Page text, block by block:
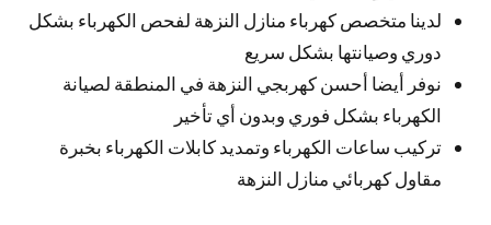
لدينا متخصص كهرباء منازل النزهة لفحص الكهرباء بشكل
دوري وصيانتها بشكل سريع
نوفر أيضا أحسن كهربجي النزهة في المنطقة لصيانة
الكهرباء بشكل فوري وبدون أي تأخير
تركيب ساعات الكهرباء وتمديد كابلات الكهرباء بخبرة
مقاول كهربائي منازل النزهة